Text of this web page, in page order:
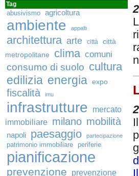
Tag
abusivismo agricoltura
ambiente appalti
architettura arte città
città
metropolitane
clima comuni
consumo di suolo cultura
edilizia energia expo
fiscalità imu
infrastrutture
mercato
immobiliare milano mobilità
napoli paesaggio partecipazione
patrimonio immobiliare periferie
pianificazione
prevenzione
prevenzione